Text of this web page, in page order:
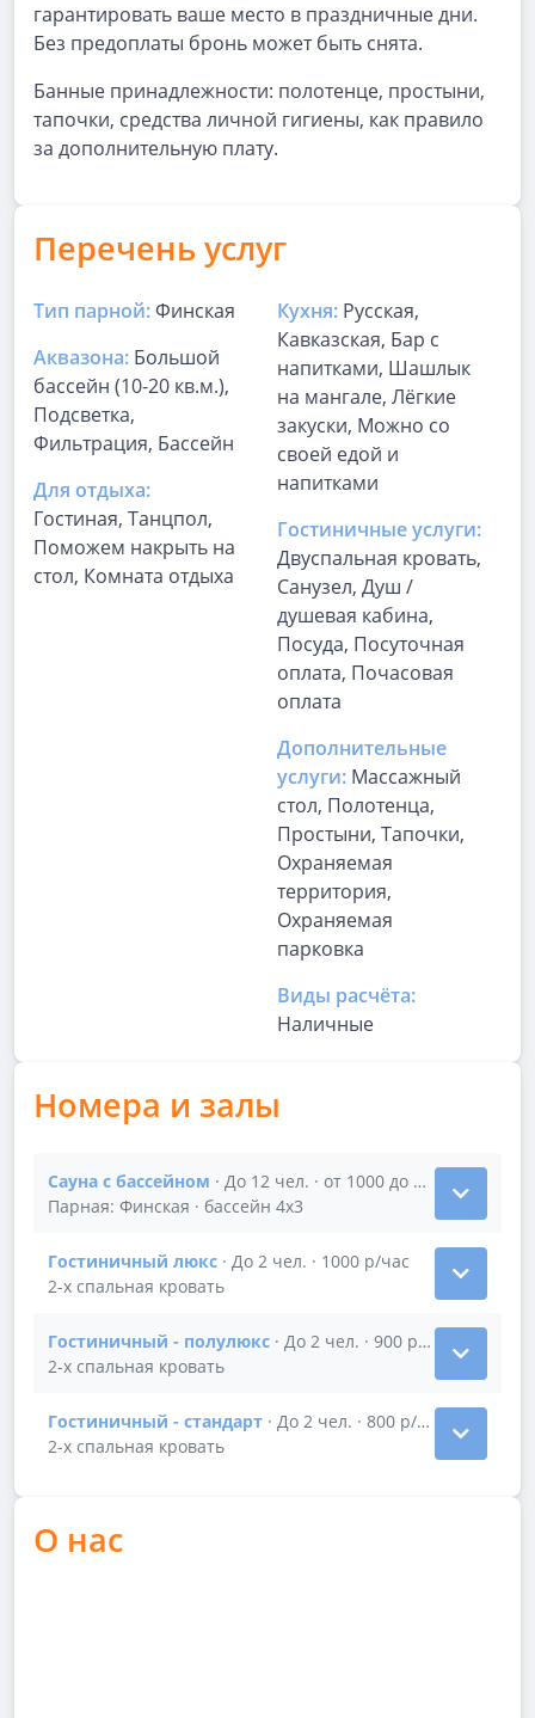
гарантировать ваше место в праздничные дни.
Без предоплаты бронь может быть снята.
Банные принадлежности: полотенце, простыни,
тапочки, средства личной гигиены, как правило
за дополнительную плату.
Перечень услуг
Тип парной:Финская
Аквазона: Большой
бассейн (10-20 кв.м.),
Подсветка,
Фильтрация, Бассейн
Для отдыха:
Гостиная, Танцпол,
Поможем накрыть на
стол, Комната отдыха
Кухня: Русская,
Кавказская, Бар с
напитками, Шашлык
на мангале, Лёгкие
закуски, Можно со
своей едой и
напитками
Гостиничные услуги:
Двуспальная кровать,
Санузел, Душ /
душевая кабина,
Посуда, Посуточная
оплата, Почасовая
оплата
Дополнительные
услуги: Массажный
стол, Полотенца,
Простыни, Тапочки,
Охраняемая
территория,
Охраняемая
парковка
Виды расчёта:
Наличные
Номера и залы
Сауна с бассейном · До 12 чел. · от 1000 до 1300 р/час
Парная: Финская · бассейн 4х3
Показать подробности зала Сауна с бассейном
Гостиничный люкс · До 2 чел. · 1000 р/час
2-х спальная кровать
Показать подробности зала Гостиничный люкс
Гостиничный - полулюкс · До 2 чел. · 900 р/час
2-х спальная кровать
Показать подробности зала Гостиничный -
Гостиничный - стандарт · До 2 чел. · 800 р/час
2-х спальная кровать
Показать подробности зала Гостиничный - стандарт
О нас